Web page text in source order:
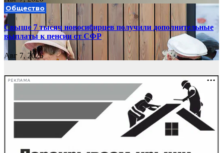
Общество
Свыше 7 тысяч новосибирцев получили дополнительные
выплаты к пенсии от СФР
Авг 7, 2026
РЕКЛАМА